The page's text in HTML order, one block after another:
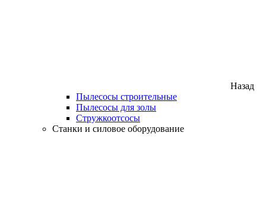
Назад
Пылесосы строительные
Пылесосы для золы
Стружкоотсосы
Станки и силовое оборудование